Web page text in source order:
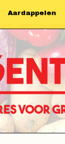
Aardappelen